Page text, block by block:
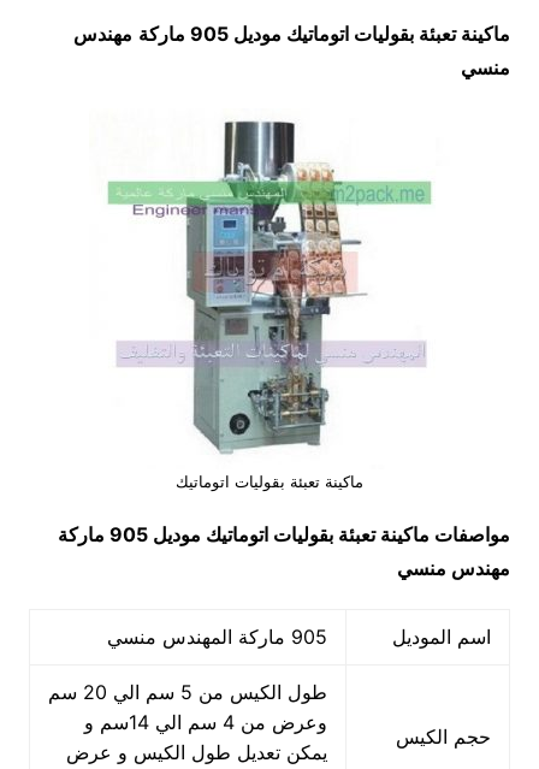
ماكينة تعبئة بقوليات اتوماتيك موديل 905 ماركة
مهندس
منسي
ماكينة تعبئة بقوليات اتوماتيك
مواصفات ماكينة تعبئة بقوليات اتوماتيك
موديل 905 ماركة
مهندس منسي
اسم الموديل 905 ماركة المهندس منسي
حجم الكيس
طول الكيس من 5 سم الي 20 سم
وعرض من 4 سم الي 14سم و
يمكن تعديل طول الكيس و عرض